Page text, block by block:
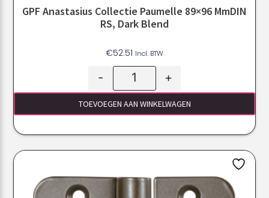
GPF Anastasius Collectie Paumelle 89×96 MmDIN
RS, Dark Blend
€52.51 Incl. BTW
- +
TOEVOEGEN AAN WINKELWAGEN